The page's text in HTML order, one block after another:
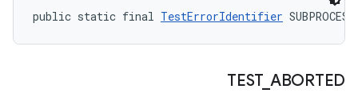
public static final TestErrorIdentifier
TEST_ ABORTED